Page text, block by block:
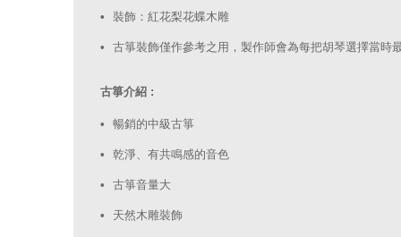
裝飾：紅花梨花蝶木雕
古箏裝飾僅作參考之用，製作師會為每把胡琴選擇當時
古箏介紹 :
暢銷的中級古箏
乾淨、有共鳴感的音色
古箏音量大
天然木雕裝飾